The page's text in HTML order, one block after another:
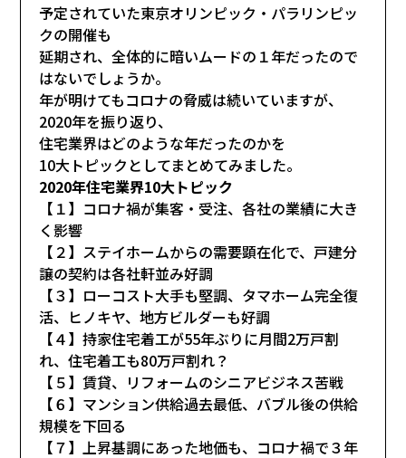
予定されていた東京オリンピック・パラリンピッ
クの開催も
延期され、全体的に暗いムードの１年だったので
はないでしょうか。
年が明けてもコロナの脅威は続いていますが、
2020年を振り返り、
住宅業界はどのような年だったのかを
10大トピックとしてまとめてみました。
2020年住宅業界10大トピック
【１】コロナ禍が集客・受注、各社の業績に大き
く影響
【２】ステイホームからの需要顕在化で、戸建分
譲の契約は各社軒並み好調
【３】ローコスト大手も堅調、タマホーム完全復
活、ヒノキヤ、地方ビルダーも好調
【４】持家住宅着工が55年ぶりに月間2万戸割
れ、住宅着工も80万戸割れ？
【５】賃貸、リフォームのシニアビジネス苦戦
【６】マンション供給過去最低、バブル後の供給
規模を下回る
【７】上昇基調にあった地価も、コロナ禍で３年